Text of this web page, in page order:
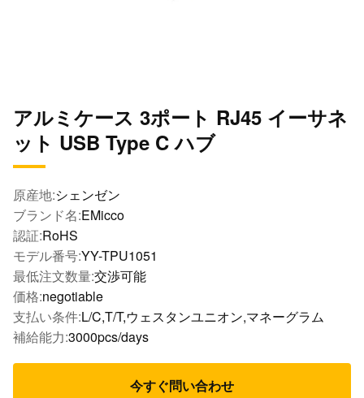
アルミケース 3ポート RJ45 イーサネ
ット USB Type C ハブ
原産地:シェンゼン
ブランド名:EMicco
認証:RoHS
モデル番号:YY-TPU1051
最低注文数量:交渉可能
価格:negotiable
支払い条件:L/C,T/T,ウェスタンユニオン,マネーグラム
補給能力:3000pcs/days
今すぐ問い合わせ